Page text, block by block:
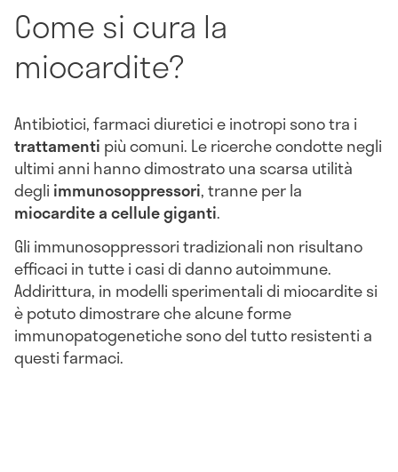
Come si cura la
miocardite?
Antibiotici, farmaci diuretici e inotropi sono tra i
trattamenti più comuni. Le ricerche condotte negli
ultimi anni hanno dimostrato una scarsa utilità
degli immunosoppressori, tranne per la
miocardite a cellule giganti.
Gli immunosoppressori tradizionali non risultano
efficaci in tutte i casi di danno autoimmune.
Addirittura, in modelli sperimentali di miocardite si
è potuto dimostrare che alcune forme
immunopatogenetiche sono del tutto resistenti a
questi farmaci.